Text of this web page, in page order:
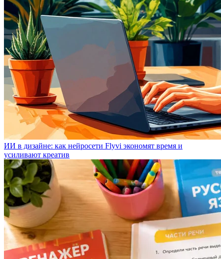
ИИ в дизайне: как нейросети Flyvi экономят время и
усиливают креатив